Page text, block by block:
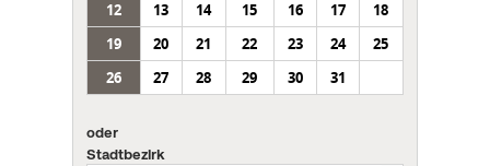
12
13 14 15 16 17
18
19
20 21 22 23 24
25
26
27 28 29 30 31
oder
Stadtbezirk